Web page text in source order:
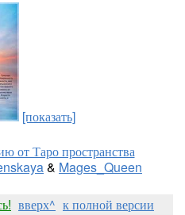
[показать]
от Таро пространства
& Mages_Queen
вверх^ к полной версии